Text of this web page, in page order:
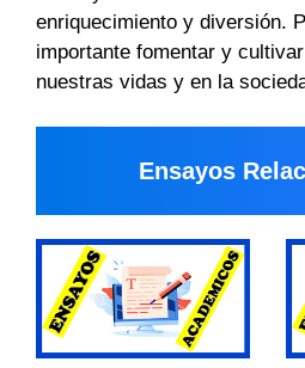
enriquecimiento y diversión.
importante fomentar y
nuestras vidas y en la
Ensayos